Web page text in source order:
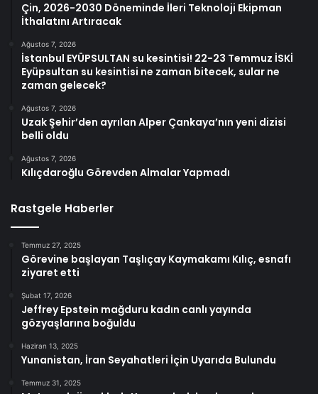
Çin, 2026-2030 Döneminde İleri Teknoloji Ekipman
İthalatını Artıracak
Ağustos 7, 2026
İstanbul EYÜPSULTAN su kesintisi! 22-23 Temmuz İSKİ
Eyüpsultan su kesintisi ne zaman bitecek, sular ne
zaman gelecek?
Ağustos 7, 2026
Uzak Şehir’den ayrılan Alper Çankaya’nın yeni dizisi
belli oldu
Ağustos 7, 2026
Kılıçdaroğlu Görevden Almalar Yapmadı
Rastgele Haberler
Temmuz 27, 2025
Görevine başlayan Taşlıçay Kaymakamı Kılıç, esnafı
ziyaret etti
Şubat 17, 2026
Jeffrey Epstein mağduru kadın canlı yayında
gözyaşlarına boğuldu
Haziran 13, 2025
Yunanistan, İran Seyahatleri İçin Uyarıda Bulundu
Temmuz 31, 2025